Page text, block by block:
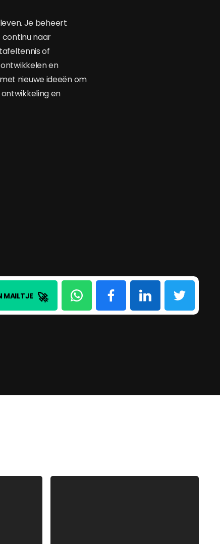
Je beheert
continu naar
of
en
nieuwe ideeën om
en
MAILTJE 🚀